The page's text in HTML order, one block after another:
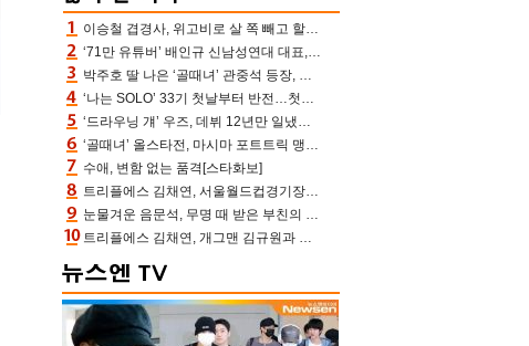
이승철 겹경사, 위고비로 살 쪽 빼고 할아버지 된다‥마음으로 낳은 딸 임신 자랑(유퀴즈)
‘71만 유튜버’ 배인규 신남성연대 대표, 오늘(5일) 숨진 채 발견…향년 36세
박주호 딸 나은 ‘골때녀’ 관중석 등장, 김민재 복제인간 보고 혼란 [결정적장면]
‘나는 SOLO’ 33기 첫날부터 반전…첫인상 0표 영호, 호감남 급부상
‘드라우닝 걔’ 우즈, 데뷔 12년만 일냈다…체조경기장 입성 확정
‘골때녀’ 올스타전, 마시마 포트트릭 맹추격전 5:4 골 잔치 ‘짜릿’ [어제TV]
수애, 변함 없는 품격[스타화보]
트리플에스 김채연, 서울월드컵경기장에 뜬 맨시티 여신 [포토엔HD]
눈물겨운 음문석, 무명 때 받은 부친의 전재산→폐암 父 세상 떠나기 전 여행(유퀴즈)[어제TV]
트리플에스 김채연, 개그맨 김규원과 함께 프리뷰쇼 진행 [포토엔HD]